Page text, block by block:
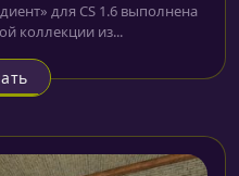
для CS 1.6 выполнена
коллекции из...